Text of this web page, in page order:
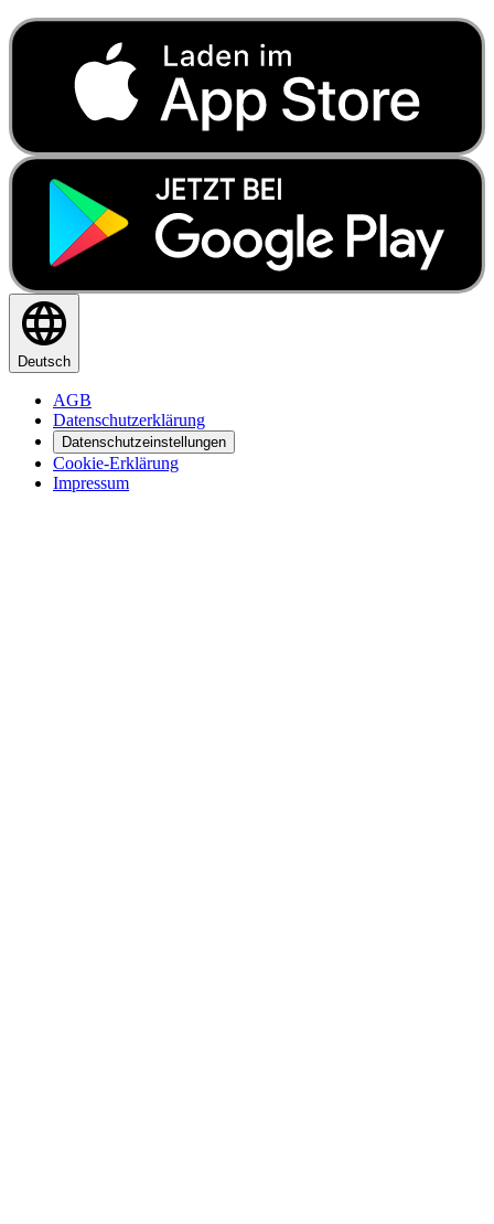
Deutsch
AGB
Datenschutzerklärung
Datenschutzeinstellungen
Cookie-Erklärung
Impressum